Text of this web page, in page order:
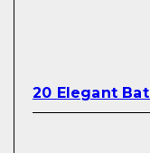
20 Elegant